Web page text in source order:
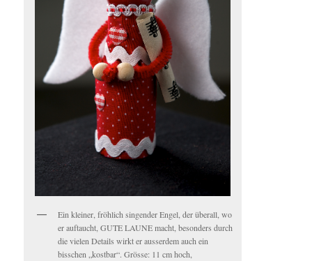
Ein kleiner, fröhlich singender Engel, der überall, wo
er auftaucht, GUTE LAUNE macht, besonders durch
die vielen Details wirkt er ausserdem auch ein
bisschen „kostbar“. Grösse: 11 cm hoch,